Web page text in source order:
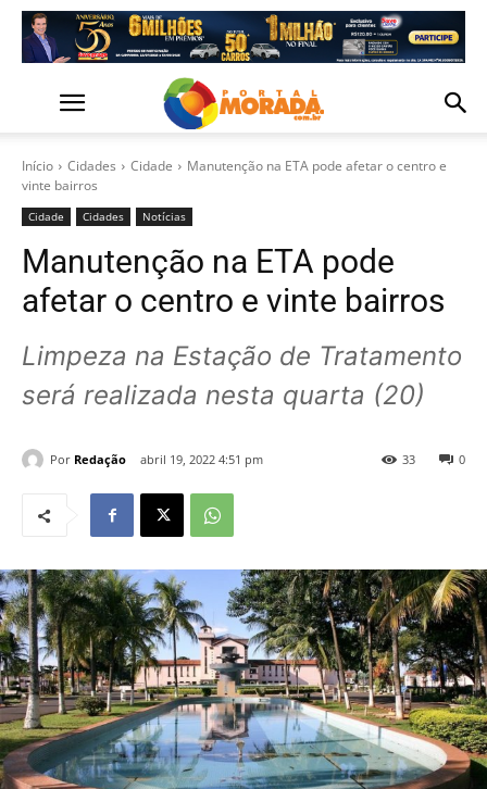
Início Cidades Cidade
Manutenção na ETA pode afetar o centro e
vinte bairros
Cidade Cidades Notícias
Manutenção na ETA pode
afetar o centro e vinte bairros
Limpeza na Estação de Tratamento
será realizada nesta quarta (20)
Por Redação abril 19, 2022 4:51 pm 0
33